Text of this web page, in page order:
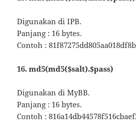
Digunakan di IPB.
Panjang : 16 bytes.
Contoh :
16. md5(md5($salt).$pass)
Digunakan di MyBB.
Panjang : 16 bytes.
Contoh :